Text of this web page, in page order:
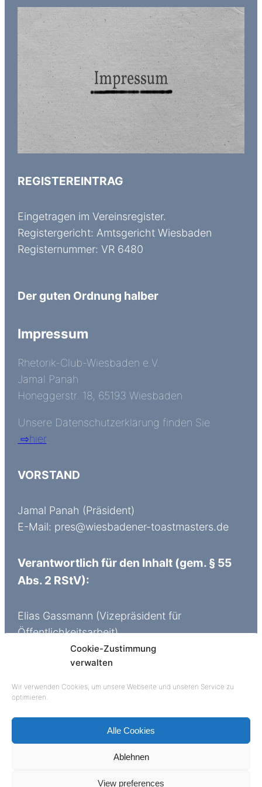
Cookie-Zustimmung
verwalten
Wir verwenden Cookies, um unsere Webseite und unseren Service zu
optimieren.
Alle Cookies
Ablehnen
View preferences
REGISTEREINTRAG
Eingetragen im Vereinsregister.
Registergericht: Amtsgericht Wiesbaden
Registernummer: VR 6480
Der guten Ordnung halber
Impressum
Rhetorik-Club-Wiesbaden e.V.
Jamal Panah
Honeggerstr. 18, 65193 Wiesbaden
Unsere Datenschutzerklärung finden Sie
⇨hier
VORSTAND
Jamal Panah (Präsident)
E-Mail: pres@wiesbadener-toastmasters.de
Verantwortlich für den Inhalt (gem. § 55
Abs. 2 RStV):
Elias Gassmann (Vizepräsident für
Öffentlichkeitsarbeit)
E-Mail: vppr@wiesbadener-toastmasters.de
Toastmasters® Wiesbaden
© 2022 Rhetorik Club Wiesbaden e.V.| Diese
Webseite wurde von derLebensstil digital